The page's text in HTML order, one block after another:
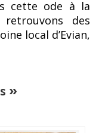
cette ode à la
des
local d’Evian,
»